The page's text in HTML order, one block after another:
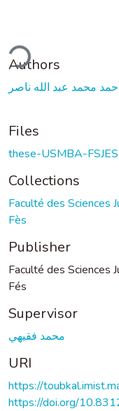
Authors
محمد عبد الله ناصر
Files
these-USMBA-
Collections
Faculté des Sciences
Fès
Publisher
Faculté des Sciences
Fés
Supervisor
محمد فقيهي
URI
https://
https://doi.org/